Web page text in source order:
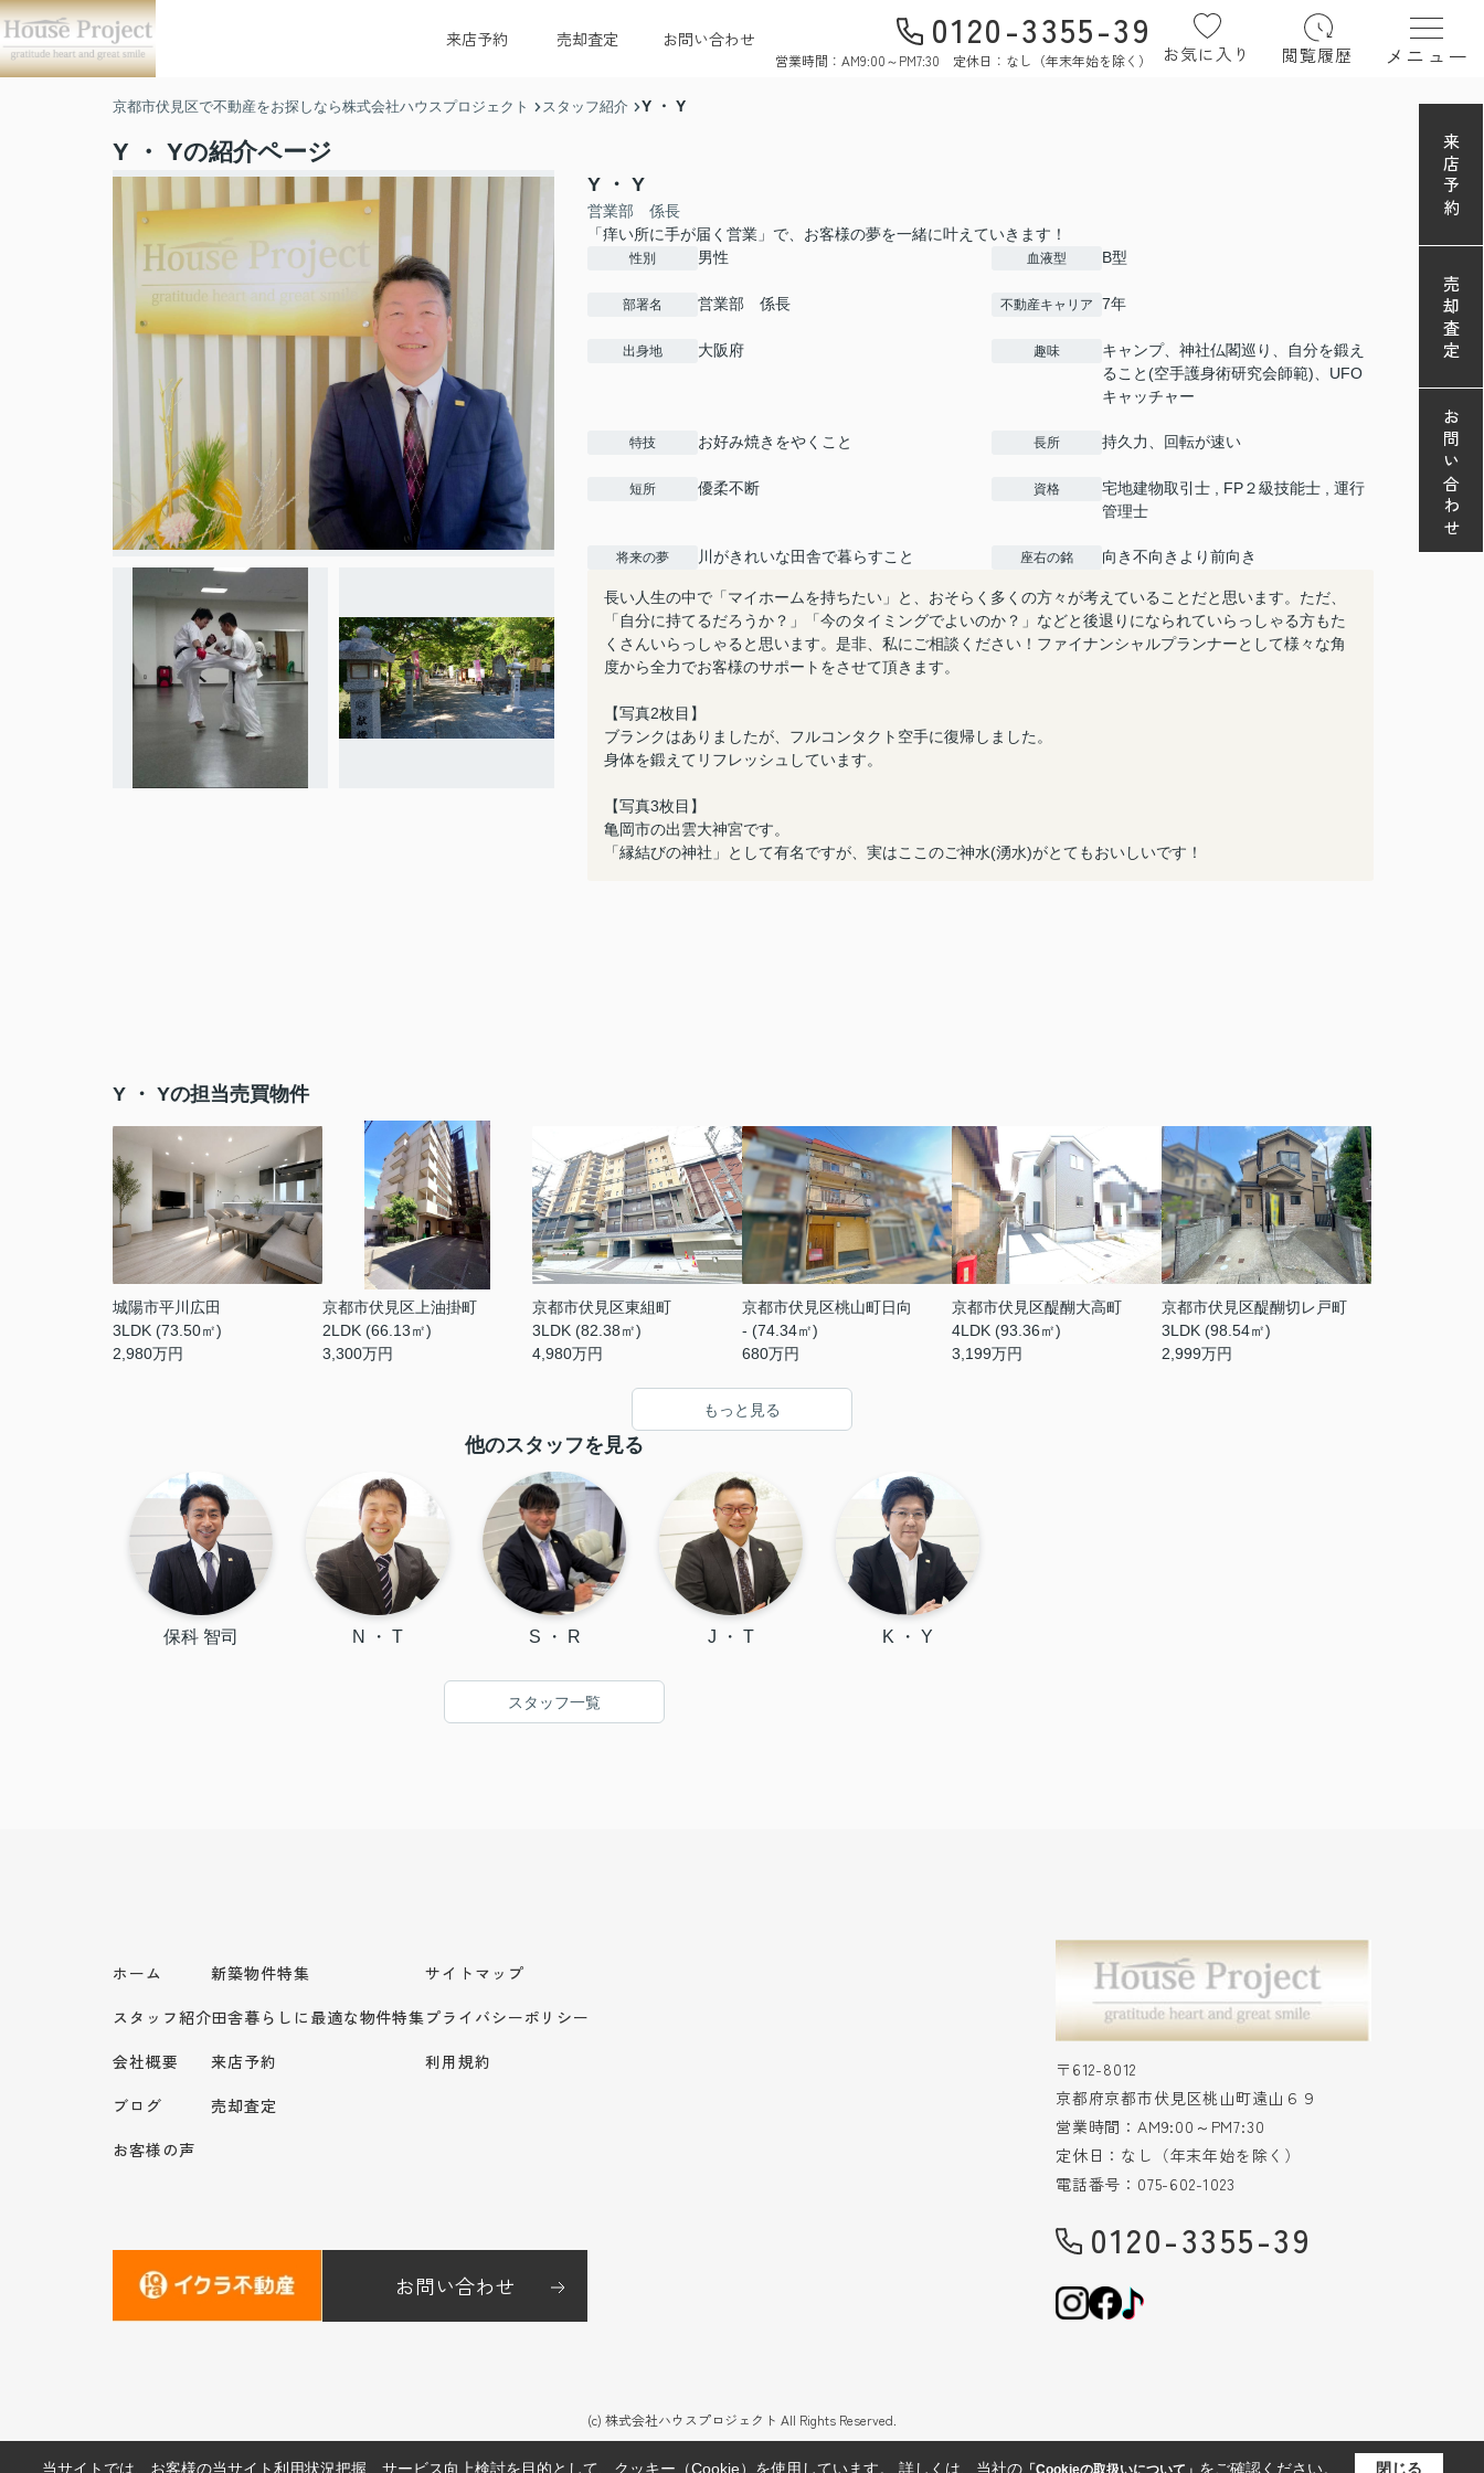
来店予約 売却査定 お問い合わせ 0120-3355-39
営業時間：AM9:00～PM7:30 定休日：なし（年末年始を除く） お気に入り 閲覧履歴 メニュー
京都市伏見区で不動産をお探しなら株式会社ハウスプロジェクト スタッフ紹介 Y ・ Y
Y ・ Yの紹介ページ
Y ・ Y
営業部 係長
「痒い所に手が届く営業」で、お客様の夢を一緒に叶えていきます！
性別 男性 血液型 B型
部署名 営業部 係長 不動産キャリア 7年
出身地 大阪府 趣味
キャンプ、神社仏閣巡り、自分を鍛え
ること(空手護身術研究会師範)、UFO
キャッチャー
特技 お好み焼きをやくこと 長所 持久力、回転が速い
短所 優柔不断 資格
宅地建物取引士 , FP２級技能士 , 運行
管理士
将来の夢 川がきれいな田舎で暮らすこと 座右の銘 向き不向きより前向き
長い人生の中で「マイホームを持ちたい」と、おそらく多くの方々が考えていることだと思います。ただ、
「自分に持てるだろうか？」「今のタイミングでよいのか？」などと後退りになられていらっしゃる方もた
くさんいらっしゃると思います。是非、私にご相談ください！ファイナンシャルプランナーとして様々な角
度から全力でお客様のサポートをさせて頂きます。
【写真2枚目】
ブランクはありましたが、フルコンタクト空手に復帰しました。
身体を鍛えてリフレッシュしています。
【写真3枚目】
亀岡市の出雲大神宮です。
「縁結びの神社」として有名ですが、実はここのご神水(湧水)がとてもおいしいです！
Y ・ Yの担当売買物件
城陽市平川広田
3LDK (73.50㎡)
2,980万円
京都市伏見区上油掛町
2LDK (66.13㎡)
3,300万円
京都市伏見区東組町
3LDK (82.38㎡)
4,980万円
京都市伏見区桃山町日向
- (74.34㎡)
680万円
京都市伏見区醍醐大高町
4LDK (93.36㎡)
3,199万円
京都市伏見区醍醐切レ戸町
3LDK (98.54㎡)
2,999万円
もっと見る
他のスタッフを見る
保科 智司 N ・ T S ・ R J ・ T K ・ Y
スタッフ一覧
ホーム
スタッフ紹介
会社概要
ブログ
お客様の声
新築物件特集
田舎暮らしに最適な物件特集
来店予約
売却査定
サイトマップ
プライバシーポリシー
利用規約
お問い合わせ
〒612-8012
京都府京都市伏見区桃山町遠山６９
営業時間：AM9:00～PM7:30
定休日：なし（年末年始を除く）
電話番号：075-602-1023
0120-3355-39
(c) 株式会社ハウスプロジェクト All Rights Reserved.
来店予約
売却査定
お問い合わせ
当サイトでは、お客様の当サイト利用状況把握、サービス向上検討を目的として、クッキー（Cookie）を使用しています。 詳しくは、当社の「Cookieの取扱いについて」 をご確認ください。 閉じる